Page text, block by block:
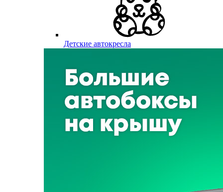
Детские автокресла